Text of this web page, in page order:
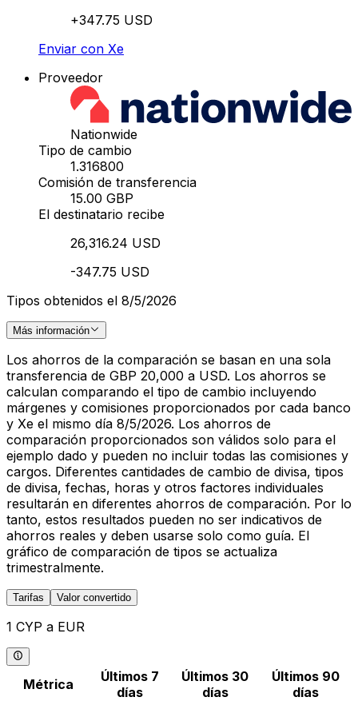
+347.75 USD
Enviar con Xe
Proveedor
Nationwide
Tipo de cambio
1.316800
Comisión de transferencia
15.00 GBP
El destinatario recibe
26,316.24 USD
-347.75 USD
Tipos obtenidos el 8/5/2026
Más información
Los ahorros de la comparación se basan en una sola
transferencia de GBP 20,000 a USD. Los ahorros se
calculan comparando el tipo de cambio incluyendo
márgenes y comisiones proporcionados por cada banco
y Xe el mismo día 8/5/2026. Los ahorros de
comparación proporcionados son válidos solo para el
ejemplo dado y pueden no incluir todas las comisiones y
cargos. Diferentes cantidades de cambio de divisa, tipos
de divisa, fechas, horas y otros factores individuales
resultarán en diferentes ahorros de comparación. Por lo
tanto, estos resultados pueden no ser indicativos de
ahorros reales y deben usarse solo como guía. El
gráfico de comparación de tipos se actualiza
trimestralmente.
Tarifas Valor convertido
1 CYP a EUR
Métrica
Últimos 7
días
Últimos 30
días
Últimos 90
días